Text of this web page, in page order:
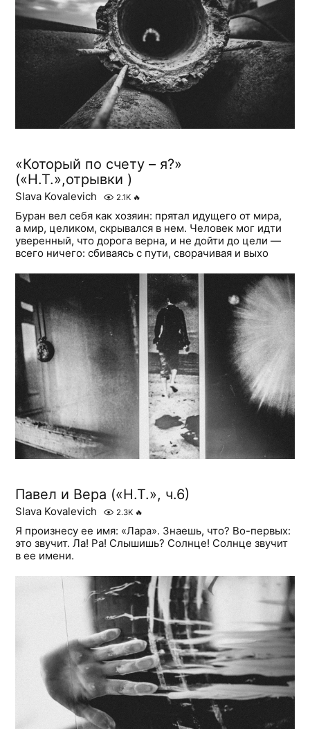
«Который по счету – я?»
(«Н.Т.»,отрывки )
Slava Kovalevich 2.1K 🔥
Буран вел себя как хозяин: прятал идущего от мира,
а мир, целиком, скрывался в нем. Человек мог идти
уверенный, что дорога верна, и не дойти до цели —
всего ничего: сбиваясь с пути, сворачивая и выхо
Павел и Вера («Н.Т.», ч.6)
Slava Kovalevich 2.3K 🔥
Я произнесу ее имя: «Лара». Знаешь, что? Во-первых:
это звучит. Ла! Ра! Слышишь? Солнце! Солнце звучит
в ее имени.